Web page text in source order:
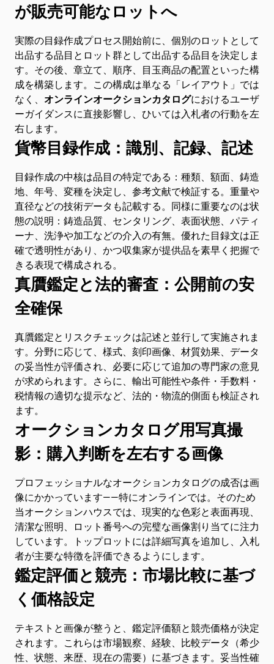
Español ES
Chinese ZH
が販売可能なロットへ
実際の目録作成プロセス開始前に、個別のロットとして
出品する品目とロット群として出品する品目を決定しま
す。その後、章立て、順序、目玉商品の配置といった構
成を構築します。この構成は単なる「レイアウト」では
なく、 オンラインオークションカタログにおけるユーザ
ーガイダンスに直接影響し、ひいては入札者の行動を左
右します。
貨幣目録作成：識別、記録、記述
目録作成の中核は品目の特定である：種類、額面、鋳造
地、年号、変種を決定し、参考文献で検証する。重量や
直径などの技術データも記載する。同様に重要なのは状
態の説明：鋳造品質、センタリング、表面状態、パティ
ーナ、洗浄や加工などの介入の有無。優れた目録文は正
確で透明性があり、かつ収集家が提供品を素早く把握で
きる表現で構成される。
真贋鑑定と法的審査：公開前の安
全確保
真贋鑑定とリスクチェックは記述と並行して実施されま
す。分野に応じて、様式、刻印画像、材質効果、データ
の妥当性が評価され、必要に応じて追加の専門家の意見
が求められます。さらに、輸出可能性や条件・手数料・
税情報の適切な提示など、法的・物流的側面も検証され
ます。
オークションカタログ用写真撮
影：購入判断を左右する画像
プロフェッショナルなオークションカタログの成否は画
像にかかっています——特にオンラインでは。そのため
当オークションハウスでは、現実的な色彩と表面再現、
清潔な照明、ロット番号への完璧な画像割り当てに注力
しています。トップロットには詳細写真を追加し、入札
者が主要な特徴を評価できるようにします。
鑑定評価と競売：市場比較に基づ
く価格設定
テキストと画像が整うと、鑑定評価額と競売価格が決定
されます。これらは市場観察、経験、比較データ（希少
性、状態、来歴、現在の需要）に基づきます。妥当性確